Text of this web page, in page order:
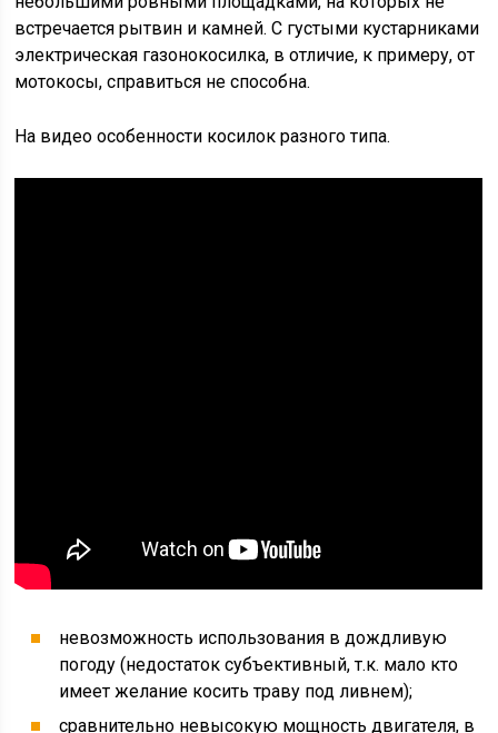
встречается рытвин и камней. С густыми кустарниками
электрическая газонокосилка, в отличие, к примеру, от
мотокосы, справиться не способна.
На видео особенности косилок разного типа.
невозможность использования в дождливую
погоду (недостаток субъективный, т.к. мало кто
имеет желание косить траву под ливнем);
сравнительно невысокую мощность двигателя, в